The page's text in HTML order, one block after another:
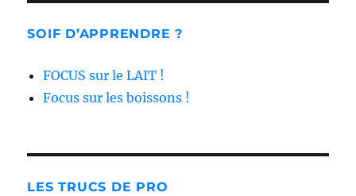
SOIF D’APPRENDRE ?
FOCUS sur le LAIT !
Focus sur les boissons !
LES TRUCS DE PRO